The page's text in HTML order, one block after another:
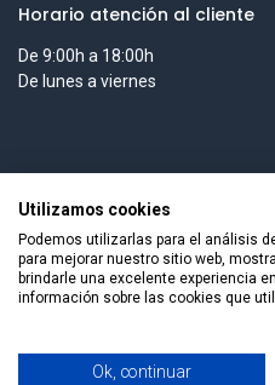
Horario atención al cliente
De 9:00h a 18:00h
De lunes a viernes
Todos los derechos
Utilizamos cookies
Podemos utilizarlas para el análisis
para mejorar nuestro sitio web,
brindarle una excelente experiencia
información sobre las cookies que
Ok, continuar